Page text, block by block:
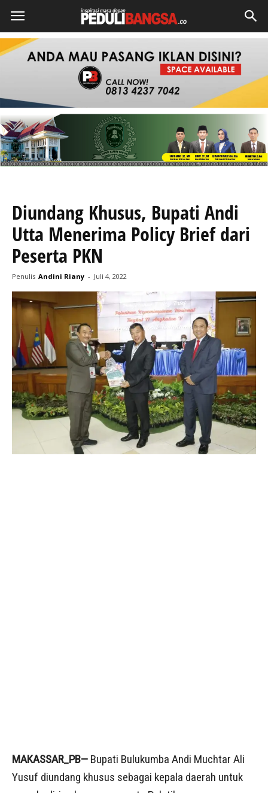
Diundang Khusus, Bupati Andi
Utta Menerima Policy Brief dari
Peserta PKN
Penulis Andini Riany - Juli 4, 2022
MAKASSAR_PB— Bupati Bulukumba Andi Muchtar Ali
Yusuf diundang khusus sebagai kepala daerah untuk